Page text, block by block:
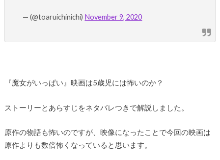
— (@toaruichinichi) November 9, 2020
『魔女がいっぱい』映画は5歳児には怖いのか？
ストーリーとあらすじをネタバレつきで解説しました。
原作の物語も怖いのですが、映像になったことで今回の映画は
原作よりも数倍怖くなっていると思います。